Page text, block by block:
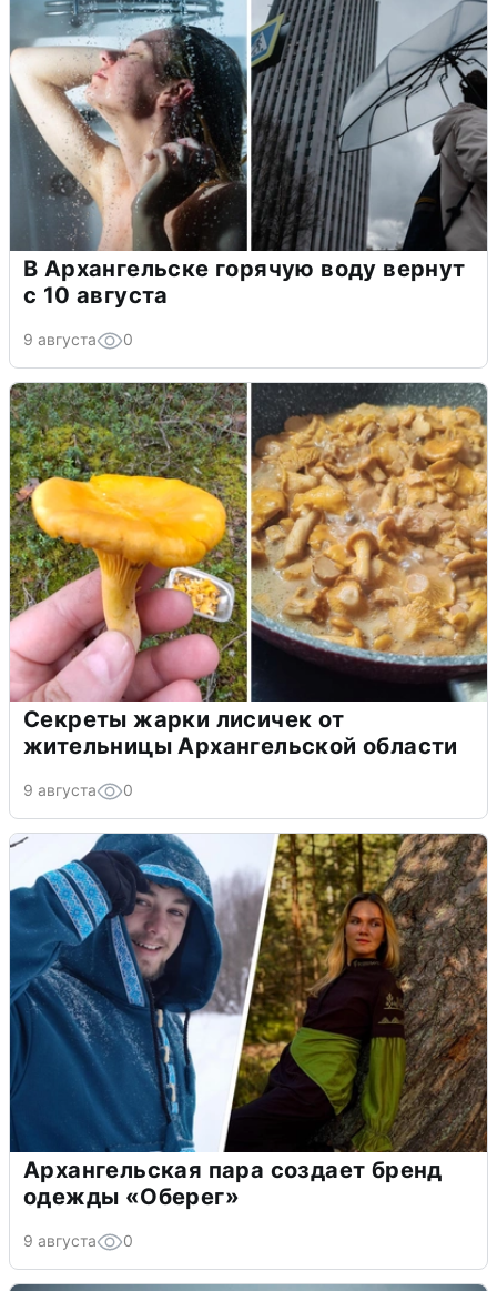
В Архангельске горячую воду вернут
с 10 августа
9 августа 0
Секреты жарки лисичек от
жительницы Архангельской области
9 августа 0
Архангельская пара создает бренд
одежды «Оберег»
9 августа 0